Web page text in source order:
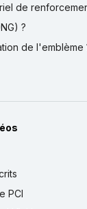
de
?
de l'emblème
PCI